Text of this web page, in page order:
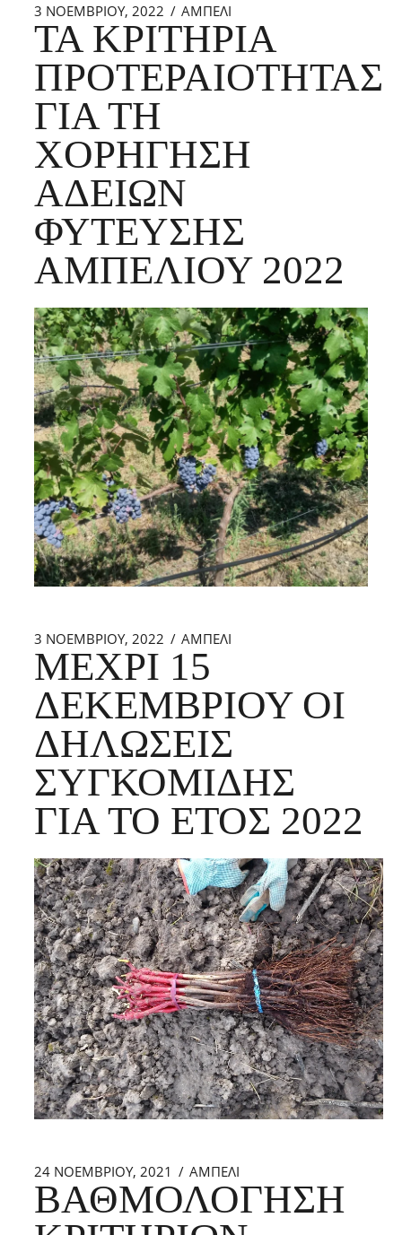
3 ΝΟΕΜΒΡΊΟΥ, 2022 ΑΜΠΕΛΙ
ΤΑ ΚΡΙΤΉΡΙΑ
ΠΡΟΤΕΡΑΙΌΤΗΤΑΣ
ΓΙΑ ΤΗ
ΧΟΡΉΓΗΣΗ
ΑΔΕΙΏΝ
ΦΎΤΕΥΣΗΣ
ΑΜΠΕΛΙΟΎ 2022
3 ΝΟΕΜΒΡΊΟΥ, 2022 ΑΜΠΕΛΙ
ΜΈΧΡΙ 15
ΔΕΚΕΜΒΡΊΟΥ ΟΙ
ΔΗΛΏΣΕΙΣ
ΣΥΓΚΟΜΙΔΉΣ
ΓΙΑ ΤΟ ΈΤΟΣ 2022
24 ΝΟΕΜΒΡΊΟΥ, 2021 ΑΜΠΕΛΙ
ΒΑΘΜΟΛΌΓΗΣΗ